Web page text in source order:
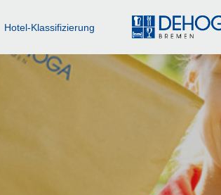
Hotel-Klassifizierung